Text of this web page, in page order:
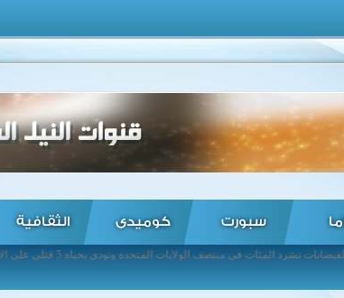
سبورت كوميدى الثقافية